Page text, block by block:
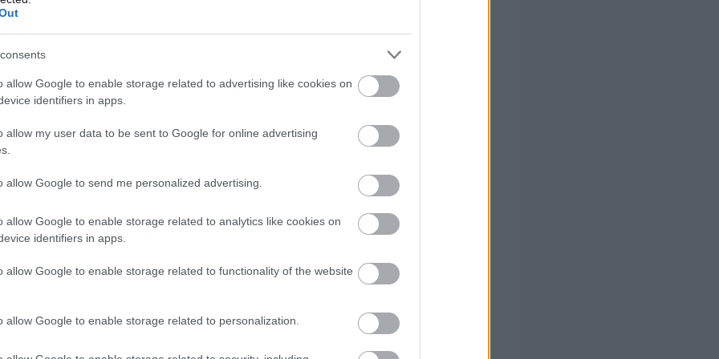
allow Google to enable storage related to advertising like cookies on
identifiers in apps.
allow my user data to be sent to Google for online advertising
allow Google to send me personalized advertising.
allow Google to enable storage related to analytics like cookies on
identifiers in apps.
allow Google to enable storage related to functionality of the website
allow Google to enable storage related to personalization.
προς Αεροδρόμιο στις 20:55,
προς Δημοτικό Θέατρο στις 20:34.
συρμοί προς το Αεροδρόμιο
σταθμό Αγ. Παρασκευή, ενώόσοι αναχωρούν από το Αεροδρόμιο
σταθμό την Αγ. Παρασκευή
προς Αγ. Παρασκευή στις 21:10, 21:46, 22:22, 22:58, 23:34.